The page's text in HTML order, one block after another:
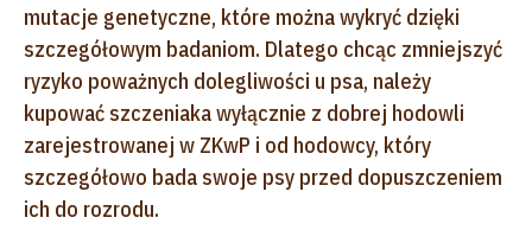
mutacje genetyczne, które można wykryć dzięki
szczegółowym badaniom. Dlatego chcąc zmniejszyć
ryzyko poważnych dolegliwości u psa, należy
kupować szczeniaka wyłącznie z dobrej hodowli
zarejestrowanej w ZKwP i od hodowcy, który
szczegółowo bada swoje psy przed dopuszczeniem
ich do rozrodu.